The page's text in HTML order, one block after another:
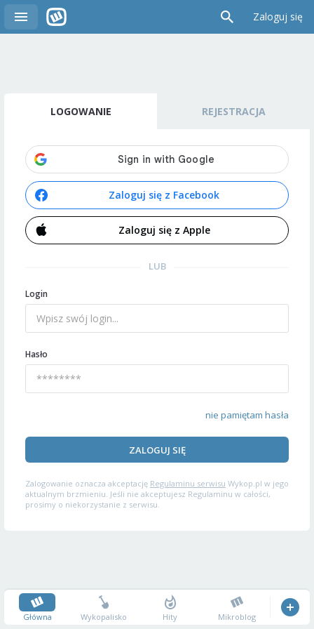
Zaloguj się
LOGOWANIE REJESTRACJA
Zaloguj się z Facebook
Zaloguj się z Apple
LUB
Login
Hasło
nie pamiętam hasła
ZALOGUJ SIĘ
Zalogowanie oznacza akceptację Regulaminu serwisu Wykop.pl w jego
aktualnym brzmieniu. Jeśli nie akceptujesz Regulaminu w całości,
prosimy o niekorzystanie z serwisu.
Główna Wykopalisko Hity Mikroblog